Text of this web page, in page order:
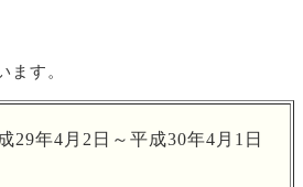
ます。
29年4月2日～平成30年4月1日